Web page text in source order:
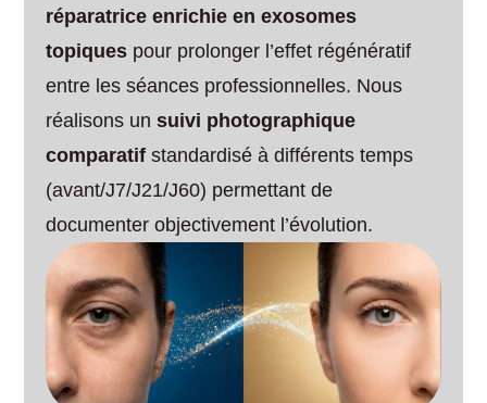
réparatrice enrichie en exosomes
topiques pour prolonger l’effet régénératif
entre les séances professionnelles. Nous
réalisons unsuivi photographique
comparatif standardisé à différents temps
(avant/J7/J21/J60) permettant de
documenter objectivement l’évolution.